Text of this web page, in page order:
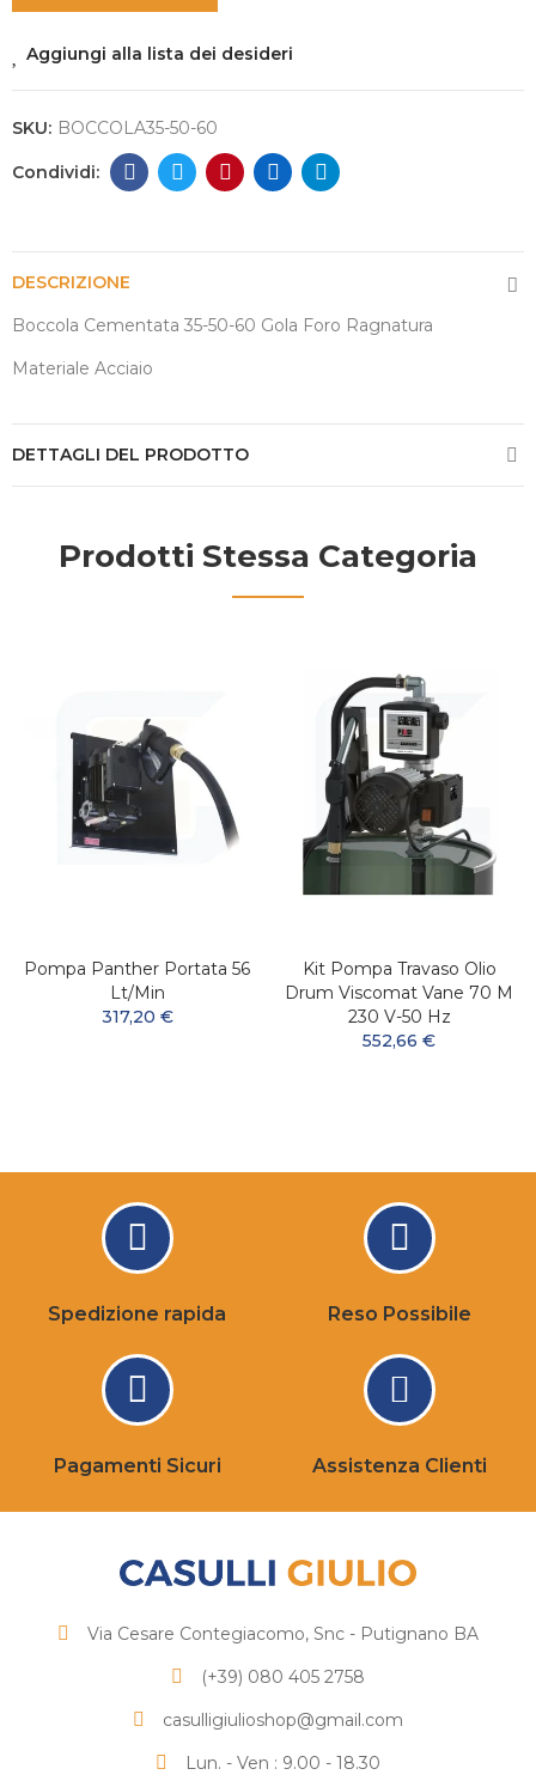
Aggiungi alla lista dei desideri
SKU: BOCCOLA35-50-60
DESCRIZIONE
Boccola Cementata 35-50-60 Gola Foro Ragnatura
Materiale Acciaio
DETTAGLI DEL PRODOTTO
Prodotti Stessa Categoria
Pompa Panther Portata 56
Lt/min
317,20 €
Kit Pompa Travaso Olio
Drum Viscomat Vane 70 M
230 V-50 Hz
552,66 €
Spedizione rapida Reso Possibile
Pagamenti Sicuri Assistenza Clienti
Via Cesare Contegiacomo, Snc - Putignano BA
(+39) 080 405 2758
casulligiulioshop@gmail.com
Lun. - Ven : 9.00 - 18.30